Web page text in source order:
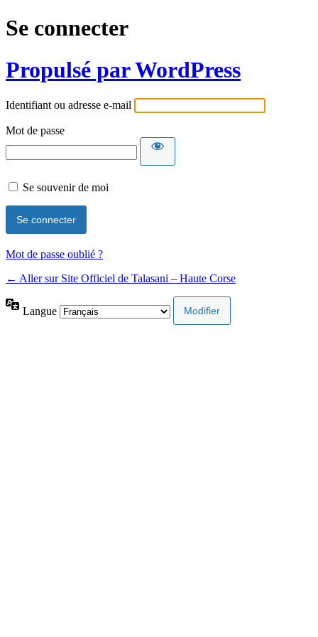
Se connecter
Propulsé par WordPress
Identifiant ou adresse e-mail
Mot de passe
Se souvenir de moi
Mot de passe oublié ?
← Aller sur Site Officiel de Talasani – Haute Corse
Langue